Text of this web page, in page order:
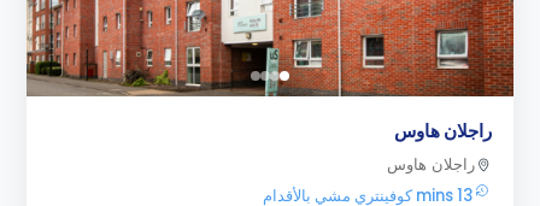
راجلان هاوس
راجلان هاوس
13 mins كوفينتري مشي بالأقدام